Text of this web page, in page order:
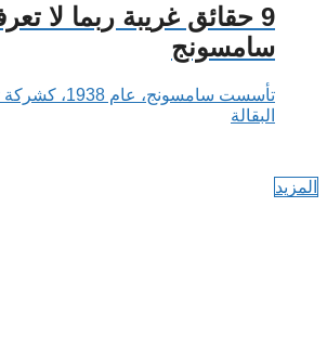
9 حقائق غريبة ربما لا
سامسونج
تأسست
البقالة
المزيد